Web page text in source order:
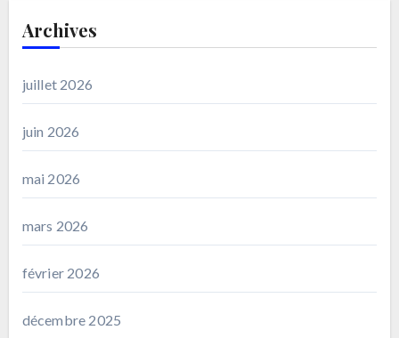
Archives
juillet 2026
juin 2026
mai 2026
mars 2026
février 2026
décembre 2025